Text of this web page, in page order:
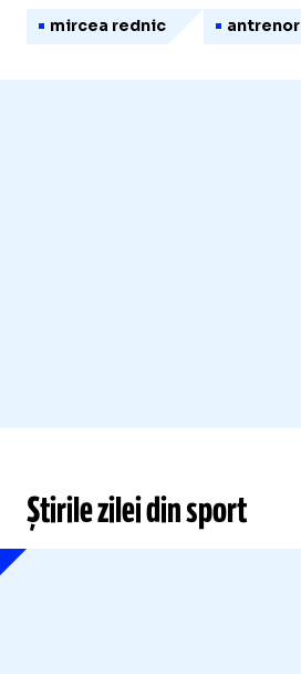
mircea rednic antrenor
Știrile zilei din sport